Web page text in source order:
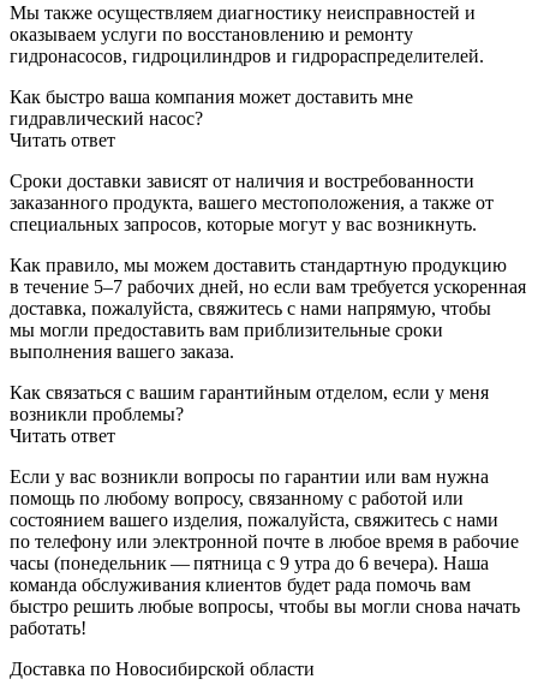
Мы также осуществляем диагностику неисправностей и
оказываем услуги по восстановлению и ремонту
гидронасосов, гидроцилиндров и гидрораспределителей.
Как быстро ваша компания может доставить мне
гидравлический насос?
Читать ответ
Сроки доставки зависят от наличия и востребованности
заказанного продукта, вашего местоположения, а также от
специальных запросов, которые могут у вас возникнуть.
Как правило, мы можем доставить стандартную продукцию
в течение 5–7 рабочих дней, но если вам требуется ускоренная
доставка, пожалуйста, свяжитесь с нами напрямую, чтобы
мы могли предоставить вам приблизительные сроки
выполнения вашего заказа.
Как связаться с вашим гарантийным отделом, если у меня
возникли проблемы?
Читать ответ
Если у вас возникли вопросы по гарантии или вам нужна
помощь по любому вопросу, связанному с работой или
состоянием вашего изделия, пожалуйста, свяжитесь с нами
по телефону или электронной почте в любое время в рабочие
часы (понедельник — пятница с 9 утра до 6 вечера). Наша
команда обслуживания клиентов будет рада помочь вам
быстро решить любые вопросы, чтобы вы могли снова начать
работать!
Доставка по Новосибирской области